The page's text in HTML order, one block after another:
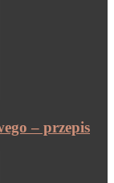
– przepis